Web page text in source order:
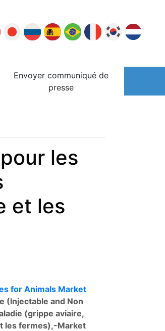
Envoyer communiqué de
presse
les
et les
for Animals Market
(Injectable and Non
(grippe aviaire,
les fermes),-Market